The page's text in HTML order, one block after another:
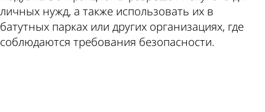
личных нужд, а также использовать их в
батутных парках или других организациях, где
соблюдаются требования безопасности.